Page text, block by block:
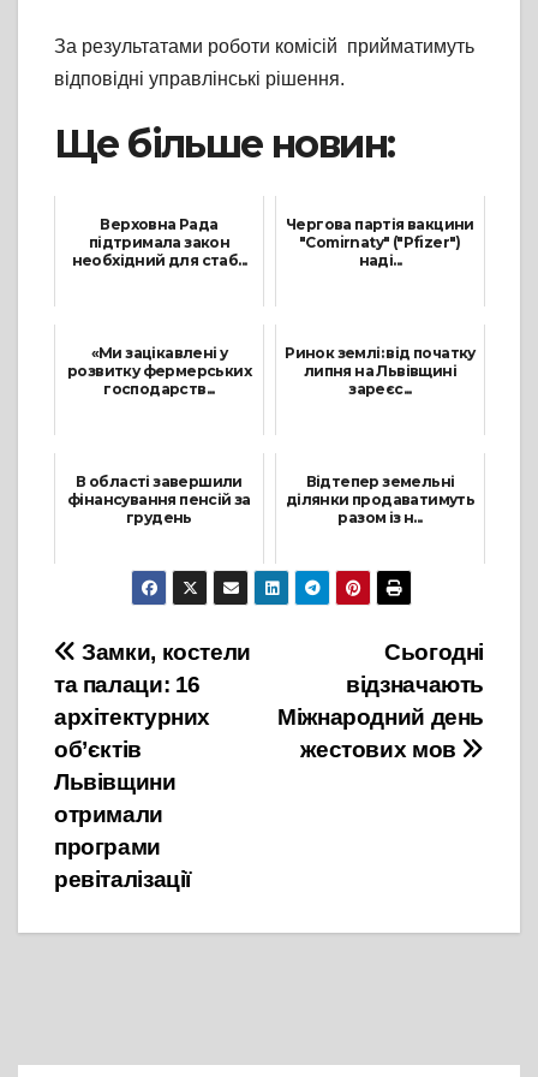
За результатами роботи комісій прийматимуть
відповідні управлінські рішення.
Ще більше новин:
Верховна Рада
підтримала закон
необхідний для стаб...
Чергова партія вакцини
"Comirnaty" ("Pfizer")
наді...
«Ми зацікавлені у
розвитку фермерських
господарств...
Ринок землі: від початку
липня на Львівщині
зареєс...
В області завершили
фінансування пенсій за
грудень
28 Грудня, 2021
Відтепер земельні
ділянки продаватимуть
разом із н...
29 Жовтня, 2021
Навігація
записів
Сьогодні
відзначають
Міжнародний день
жестових мов
Замки, костели
та палаци: 16
архітектурних
об’єктів
Львівщини
отримали
програми
ревіталізації